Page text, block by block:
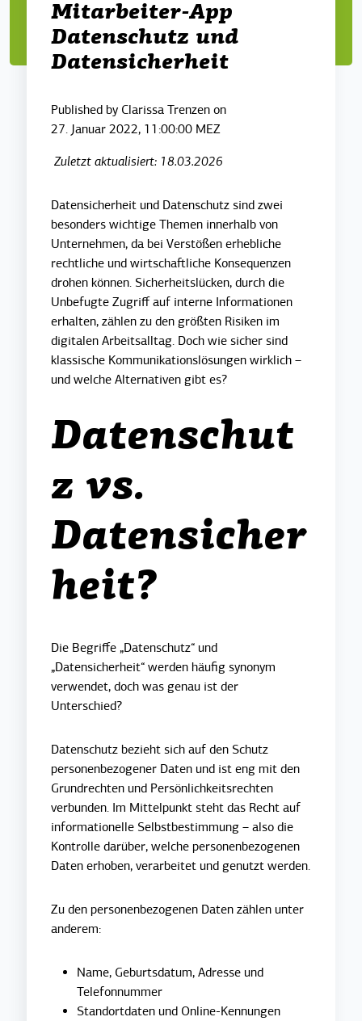
Mitarbeiter-App
Datenschutz und
Datensicherheit
Published by Clarissa Trenzenon
27. Januar 2022, 11:00:00 MEZ
Zuletzt aktualisiert: 18.03.2026
Datensicherheit und Datenschutz sind zwei
besonders wichtige Themen innerhalb von
Unternehmen, da bei Verstößen erhebliche
rechtliche und wirtschaftliche Konsequenzen
drohen können. Sicherheitslücken, durch die
Unbefugte Zugriff auf interne Informationen
erhalten, zählen zu den größten Risiken im
digitalen Arbeitsalltag. Doch wie sicher sind
klassische Kommunikationslösungen wirklich –
und welche Alternativen gibt es?
Datenschut
z vs.
Datensicher
heit?
Die Begriffe „Datenschutz“ und
„Datensicherheit“ werden häufig synonym
verwendet, doch was genau ist der
Unterschied?
Datenschutz bezieht sich auf den Schutz
personenbezogener Daten und ist eng mit den
Grundrechten und Persönlichkeitsrechten
verbunden. Im Mittelpunkt steht das Recht auf
informationelle Selbstbestimmung – also die
Kontrolle darüber, welche personenbezogenen
Daten erhoben, verarbeitet und genutzt werden.
Zu den personenbezogenen Daten zählen unter
anderem:
Name, Geburtsdatum, Adresse und
Telefonnummer
Standortdaten und Online-Kennungen